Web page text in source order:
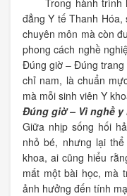
Trong hành trình
đẳng Y tế Thanh
chuyên môn mà còn
phong cách nghề
Đúng giờ – Đúng
chỉ nam, là chuẩn
mà mỗi sinh viên Y
Đúng giờ – Vì nghề
Giữa nhịp sống hối
nhỏ bé, nhưng lại
khoa, ai cũng hiểu
mất một bài học, mà
ảnh hưởng đến tính